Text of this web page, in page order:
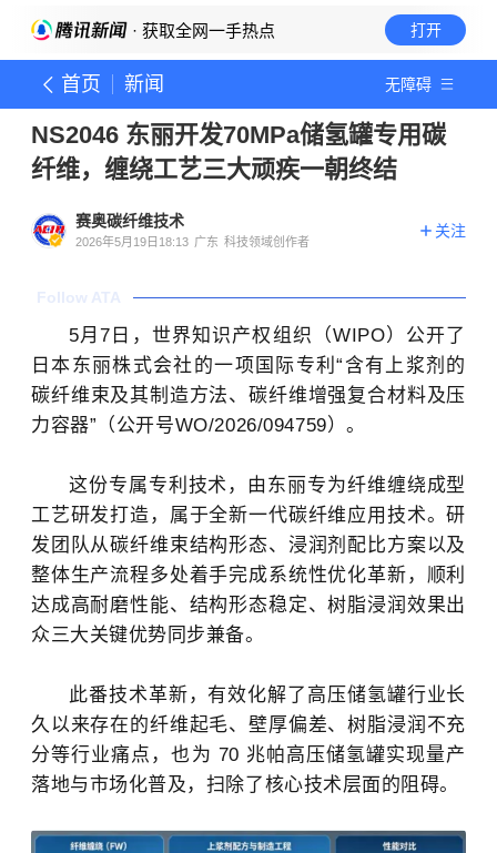
· 获取全网一手热点 打开
首页 新闻 无障碍
NS2046 东丽开发70MPa储氢罐专用碳
纤维，缠绕工艺三大顽疾一朝终结
赛奥碳纤维技术
2026年5月19日18:13 广东 科技领域创作者
关注
Follow ATA
5月7日，世界知识产权组织（WIPO）公开了
日本东丽株式会社的一项国际专利“含有上浆剂的
碳纤维束及其制造方法、碳纤维增强复合材料及压
力容器”（公开号WO/2026/094759）。
这份专属专利技术，由东丽专为纤维缠绕成型
工艺研发打造，属于全新一代碳纤维应用技术。研
发团队从碳纤维束结构形态、浸润剂配比方案以及
整体生产流程多处着手完成系统性优化革新，顺利
达成高耐磨性能、结构形态稳定、树脂浸润效果出
众三大关键优势同步兼备。
此番技术革新，有效化解了高压储氢罐行业长
久以来存在的纤维起毛、壁厚偏差、树脂浸润不充
分等行业痛点，也为 70 兆帕高压储氢罐实现量产
落地与市场化普及，扫除了核心技术层面的阻碍。